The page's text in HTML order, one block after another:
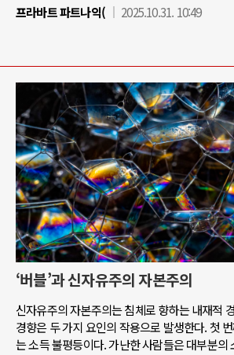
프라바트 파트나익(
2025.10.31. 10:49
‘버블’과 신자유주의 자본주의
신자유주의 자본주의는 침체로 향하는 내재적
경향은 두 가지 요인의 작용으로 발생한다. 첫
는 소득 불평등이다. 가난한 사람들은 대부분의